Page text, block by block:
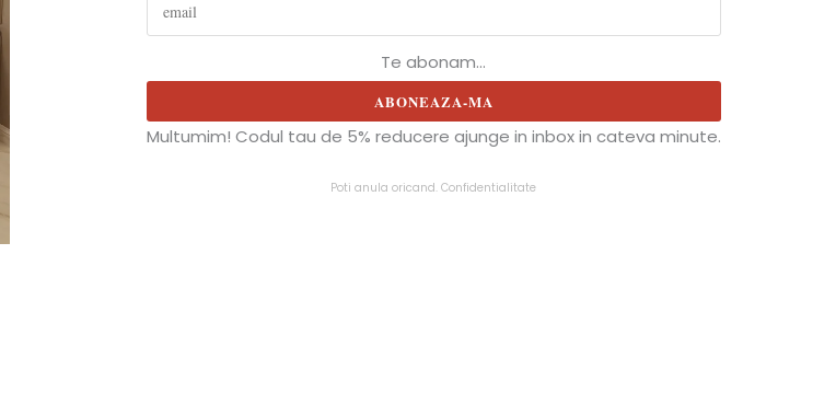
Te abonam...
ABONEAZA-MA
Multumim! Codul tau de 5% reducere ajunge in inbox in cateva minute.
Poti anula oricand.Confidentialitate